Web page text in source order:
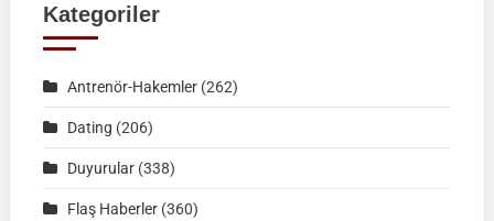
Ürünlü-
Kategoriler
Antrenör-Hakemler(262)
Dating (206)
Duyurular(338)
Flaş Haberler(360)